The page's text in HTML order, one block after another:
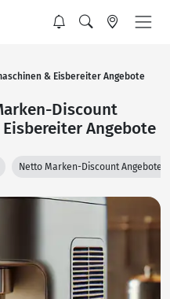
& Eisbereiter Angebote
Discount
Angebote
Netto Marken-Discount Angebote